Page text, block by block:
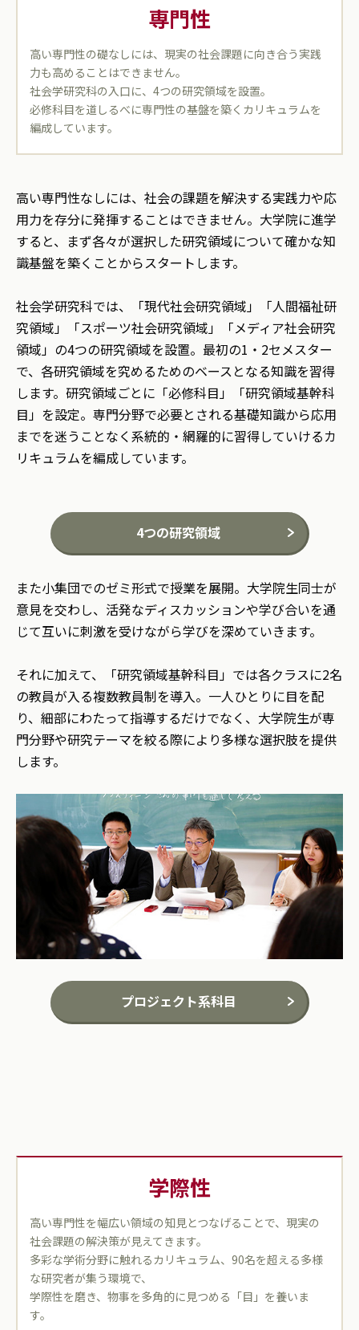
専門性
高い専門性の礎なしには、現実の社会課題に向き合う実践
力も高めることはできません。
社会学研究科の入口に、4つの研究領域を設置。
必修科目を道しるべに専門性の基盤を築くカリキュラムを
編成しています。
高い専門性なしには、社会の課題を解決する実践力や応
用力を存分に発揮することはできません。大学院に進学
すると、まず各々が選択した研究領域について確かな知
識基盤を築くことからスタートします。
社会学研究科では、「現代社会研究領域」「人間福祉研
究領域」「スポーツ社会研究領域」「メディア社会研究
領域」の4つの研究領域を設置。最初の1・2セメスター
で、各研究領域を究めるためのベースとなる知識を習得
します。研究領域ごとに「必修科目」「研究領域基幹科
目」を設定。専門分野で必要とされる基礎知識から応用
までを迷うことなく系統的・網羅的に習得していけるカ
リキュラムを編成しています。
4つの研究領域
また小集団でのゼミ形式で授業を展開。大学院生同士が
意見を交わし、活発なディスカッションや学び合いを通
じて互いに刺激を受けながら学びを深めていきます。
それに加えて、「研究領域基幹科目」では各クラスに2名
の教員が入る複数教員制を導入。一人ひとりに目を配
り、細部にわたって指導するだけでなく、大学院生が専
門分野や研究テーマを絞る際により多様な選択肢を提供
します。
プロジェクト系科目
学際性
高い専門性を幅広い領域の知見とつなげることで、現実の
社会課題の解決策が見えてきます。
多彩な学術分野に触れるカリキュラム、90名を超える多様
な研究者が集う環境で、
学際性を磨き、物事を多角的に見つめる「目」を養いま
す。